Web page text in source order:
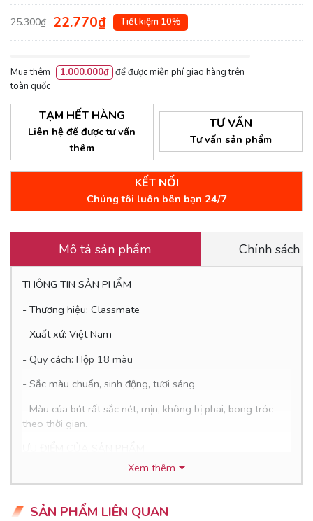
25.300₫ 22.770₫ Tiết kiệm 10%
Mua thêm 1.000.000₫ để được miễn phí giao hàng trên
toàn quốc
TẠM HẾT HÀNG
Liên hệ để được tư vấn
thêm
TƯ VẤN
Tư vấn sản phẩm
KẾT NỐI
Chúng tôi luôn bên bạn 24/7
Mô tả sản phẩm Chính sách
THÔNG TIN SẢN PHẨM
- Thương hiệu: Classmate
- Xuất xứ: Việt Nam
- Quy cách: Hộp 18 màu
- Sắc màu chuẩn, sinh động, tươi sáng
- Màu của bút rất sắc nét, mịn, không bị phai, bong tróc
theo thời gian.
- Bút sáp CLASSMATE được làm từ nguyên liệu cao cấp,
cho màu sắc chuẩn, tự nhiên, tươi sáng như thật, có độ
bám giấy và độ phủ màu tốt. Khi tô vẽ lên mặt giấy, màu
đều, mịn và bóng.
Xem thêm
SẢN PHẨM LIÊN QUAN